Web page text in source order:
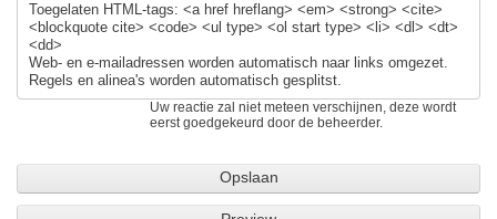
Toegelaten HTML-tags: <a href hreflang> <em> <strong> <cite>
<blockquote cite> <code> <ul type> <ol start type> <li> <dl> <dt>
<dd>
Web- en e-mailadressen worden automatisch naar links omgezet.
Regels en alinea's worden automatisch gesplitst.
Uw reactie zal niet meteen verschijnen, deze wordt
eerst goedgekeurd door de beheerder.